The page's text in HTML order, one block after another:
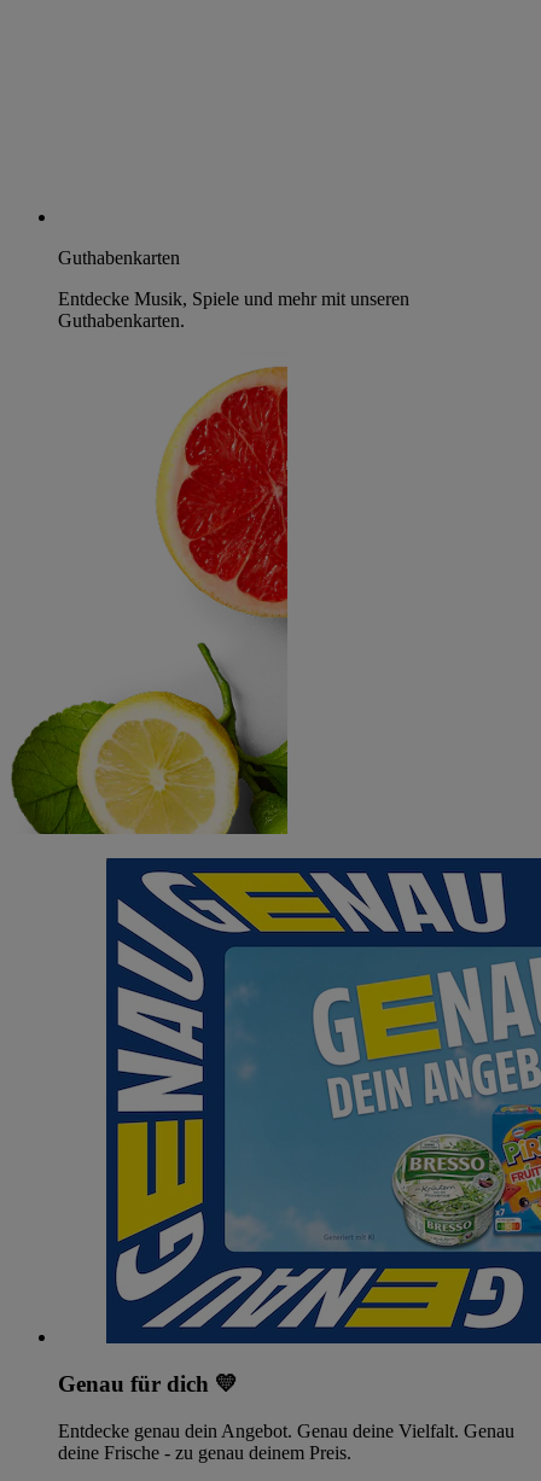
Guthabenkarten
Entdecke Musik, Spiele und mehr mit unseren
Guthabenkarten.
Genau für dich 💛
Entdecke genau dein Angebot. Genau deine Vielfalt. Genau
deine Frische - zu genau deinem Preis.